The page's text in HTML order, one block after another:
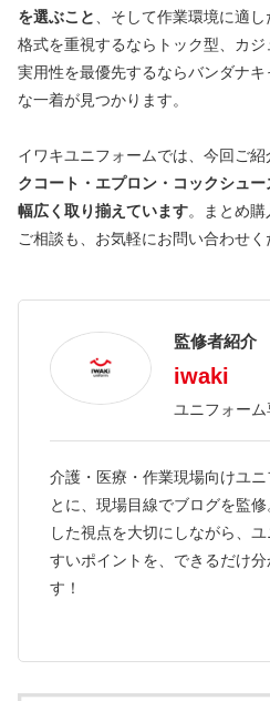
を選ぶこと
、そして作業環境に適
格式を重視するならトック型、カジ
実用性を最優先するならバンダナ
な一着が見つかります。
イワキユニフォームでは、今回ご紹
クコート・エプロン・コックシュ
幅広く取り揃えています。まとめ
ご相談も、お気軽にお問い合わせく
監修者紹介
iwaki
ユニフォー
介護・医療・作業現場向けユ
とに、現場目線でブログを監
した視点を大切にしながら、
すいポイントを、できるだけ
す！